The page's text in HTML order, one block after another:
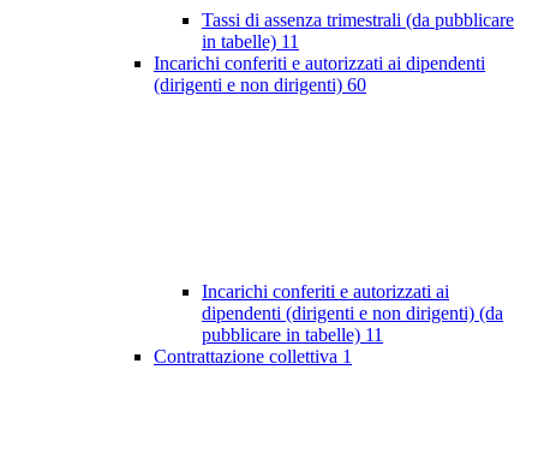
Tassi di assenza trimestrali (da pubblicare
in tabelle) 11
Incarichi conferiti e autorizzati ai dipendenti
(dirigenti e non dirigenti) 60
Incarichi conferiti e autorizzati ai
dipendenti (dirigenti e non dirigenti) (da
pubblicare in tabelle) 11
Contrattazione collettiva 1